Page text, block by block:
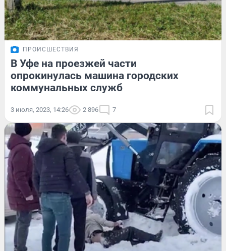
ПРОИСШЕСТВИЯ
В Уфе на проезжей части
опрокинулась машина городских
коммунальных служб
3 июля, 2023, 14:26 2 896 7